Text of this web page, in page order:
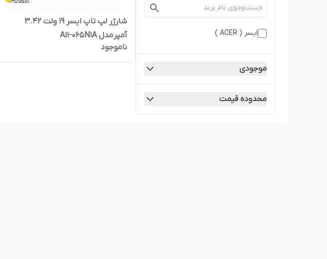
ایسر ( ACER )
موجودی
محدوده قیمت
شارژر لپ تاپ ایسر 19 ولت 3.42
آمپر مدل A11-065N1A
ناموجود